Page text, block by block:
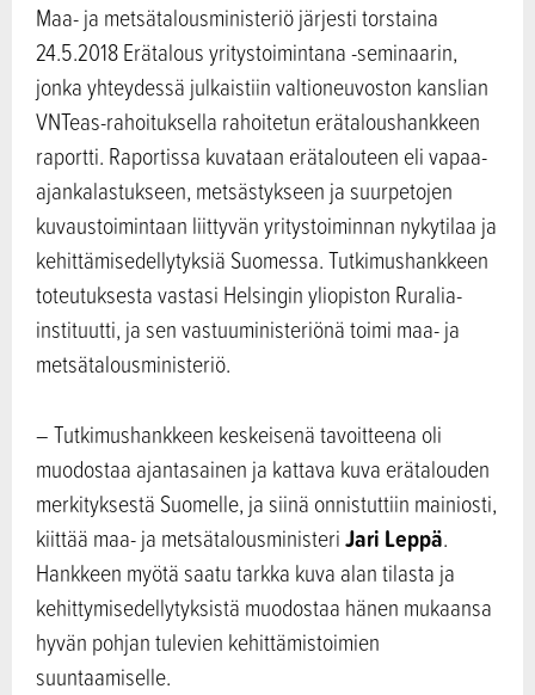
Maa- ja metsätalousministeriö järjesti torstaina
24.5.2018 Erätalous yritystoimintana -seminaarin,
jonka yhteydessä julkaistiin valtioneuvoston kanslian
VNTeas-rahoituksella rahoitetun erätaloushankkeen
raportti. Raportissa kuvataan erätalouteen eli vapaa-
ajankalastukseen, metsästykseen ja suurpetojen
kuvaustoimintaan liittyvän yritystoiminnan nykytilaa ja
kehittämisedellytyksiä Suomessa. Tutkimushankkeen
toteutuksesta vastasi Helsingin yliopiston Ruralia-
instituutti, ja sen vastuuministeriönä toimi maa- ja
metsätalousministeriö.
– Tutkimushankkeen keskeisenä tavoitteena oli
muodostaa ajantasainen ja kattava kuva erätalouden
merkityksestä Suomelle, ja siinä onnistuttiin mainiosti,
kiittää maa- ja metsätalousministeriJari Leppä.
Hankkeen myötä saatu tarkka kuva alan tilasta ja
kehittymisedellytyksistä muodostaa hänen mukaansa
hyvän pohjan tulevien kehittämistoimien
suuntaamiselle.